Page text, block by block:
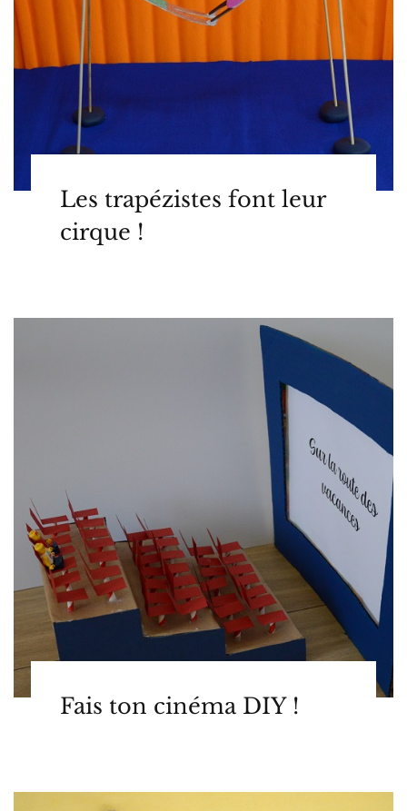
Les trapézistes font leur
cirque !
Fais ton cinéma DIY !